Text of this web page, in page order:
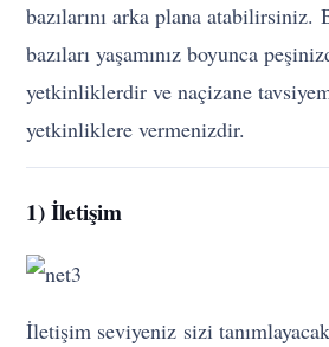
bazılarını arka plana
bazıları yaşamınız boyunca
yetkinliklerdir ve naçizane
yetkinliklere vermenizdir.
1) İletişim
İletişim seviyeniz sizi